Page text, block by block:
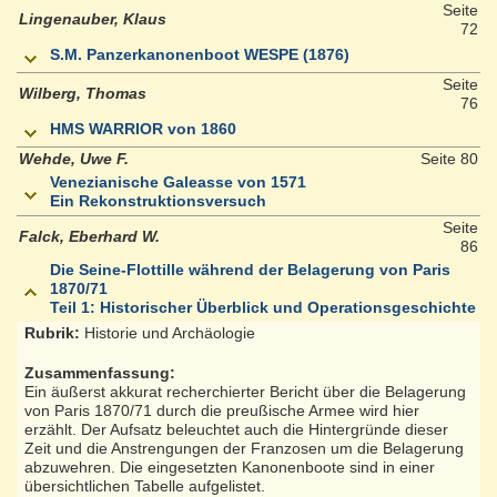
Lingenauber, Klaus
Seite
72
S.M. Panzerkanonenboot WESPE (1876)
Wilberg, Thomas
Seite
76
HMS WARRIOR von 1860
Wehde, Uwe F.
Seite 80
Venezianische Galeasse von 1571
Ein Rekonstruktionsversuch
Falck, Eberhard W.
Seite
86
Die Seine-Flottille während der Belagerung von Paris
1870/71
Teil 1: Historischer Überblick und Operationsgeschichte
Rubrik: Historie und Archäologie
Zusammenfassung:
Ein äußerst akkurat recherchierter Bericht über die Belagerung
von Paris 1870/71 durch die preußische Armee wird hier
erzählt. Der Aufsatz beleuchtet auch die Hintergründe dieser
Zeit und die Anstrengungen der Franzosen um die Belagerung
abzuwehren. Die eingesetzten Kanonenboote sind in einer
übersichtlichen Tabelle aufgelistet.